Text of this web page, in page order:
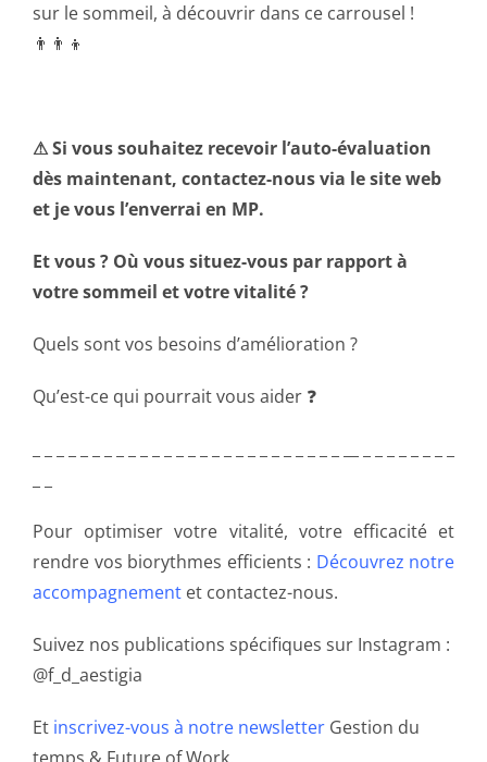
sur le sommeil, à découvrir dans ce carrousel !
👨‍👨‍👦
⚠ Si vous souhaitez recevoir l’auto-évaluation
dès maintenant, contactez-nous via le site web
et je vous l’enverrai en MP.
Et vous ? Où vous situez-vous par rapport à
votre sommeil et votre vitalité ?
Quels sont vos besoins d’amélioration ?
Qu’est-ce qui pourrait vous aider ❓
Pour optimiser votre vitalité, votre efficacité et
rendre vos biorythmes efficients : Découvrez notre
accompagnement et contactez-nous.
Suivez nos publications spécifiques sur Instagram :
@f_d_aestigia
Et inscrivez-vous à notre newsletter Gestion du